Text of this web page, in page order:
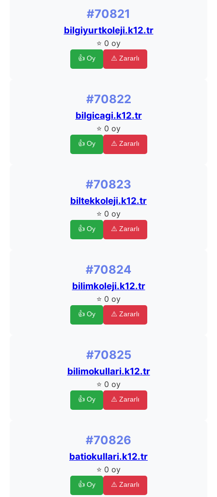
#70821
bilgiyurtkoleji.k12.tr
⭐ 0 oy
👍 Oy ⚠️ Zararlı
#70822
bilgicagi.k12.tr
⭐ 0 oy
👍 Oy ⚠️ Zararlı
#70823
biltekkoleji.k12.tr
⭐ 0 oy
👍 Oy ⚠️ Zararlı
#70824
bilimkoleji.k12.tr
⭐ 0 oy
👍 Oy ⚠️ Zararlı
#70825
bilimokullari.k12.tr
⭐ 0 oy
👍 Oy ⚠️ Zararlı
#70826
batiokullari.k12.tr
⭐ 0 oy
👍 Oy ⚠️ Zararlı